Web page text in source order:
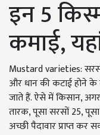
इन 5
कमाई,
Mustard varieties:
और धान की कटाई होने के
जाते हैं. ऐसे में किसान,
तारक, पूसा सरसों 25,
अच्छी पैदावार प्राप्त कर